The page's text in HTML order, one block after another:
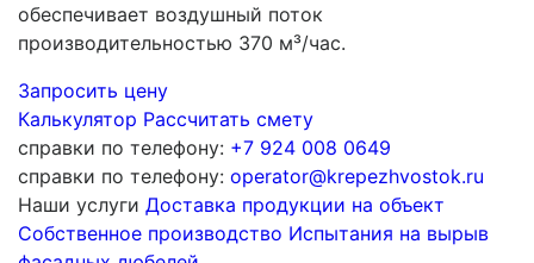
обеспечивает воздушный поток
производительностью 370 м³/час.
Запросить цену
Калькулятор Рассчитать смету
справки по телефону: +7 924 008 0649
справки по телефону: operator@krepezhvostok.ru
Наши услуги Доставка продукции на объект
Собственное производство Испытания на вырыв